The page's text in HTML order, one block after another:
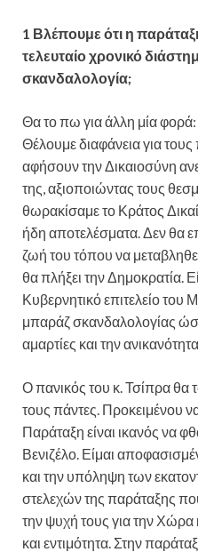
1 Βλέπουμε ότι η
τελευταίο χρονικό
σκανδαλολογία;
Θα το πω για άλλη μία
Θέλουμε διαφάνεια για
αφήσουν την Δικαιοσύνη
της, αξιοποιώντας τους
θωρακίσαμε το Κράτος
ήδη αποτελέσματα. Δεν θα
ζωή του τόπου να
θα πλήξει την Δημοκρατία.
Κυβερνητικό επιτελείο
μπαράζ σκανδαλολογίας
αμαρτίες και την
Ο πανικός του κ. Τσίπρα θα
τους πάντες. Προκειμένου
Παράταξη είναι ικανός να
Βενιζέλο. Είμαι
και την υπόληψη των
στελεχών της παράταξης
την ψυχή τους για την Χώρα
και εντιμότητα. Στην